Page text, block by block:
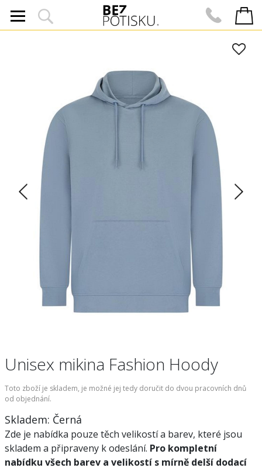
Unisex mikina Fashion Hoody
Toto zboží je skladem, je možné jej tedy doručit do dvou pracovních dnů
od objednání.
Skladem: Černá
Zde je nabídka pouze těch velikostí a barev, které jsou
skladem a připraveny k odeslání. Pro kompletní
nabídku všech barev a velikostí s mírně delší dodací